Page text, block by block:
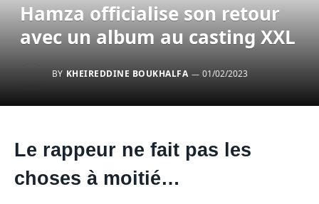
Hamza officialise son retour
avec un album au casting XXL
BY KHEIREDDINE BOUKHALFA 01/02/2023
Le rappeur ne fait pas les
choses à moitié…